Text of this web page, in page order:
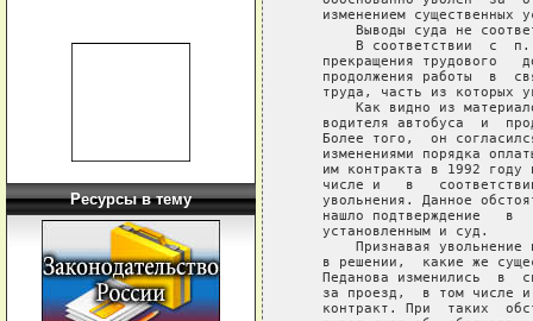
Ресурсы в тему
изменением существенных
Выводы суда не
В соответствии  с
прекращения трудового
продолжения работы  в
труда, часть из которых
Как видно из
водителя автобуса  и
Более того,  он
изменениями порядка
им контракта в 1992 году
числе и   в
увольнения. Данное
нашло подтверждение   в
   установленным и суд.
Признавая увольнение
в решении,  какие же
Педанова изменились  в
за проезд,  в том числе
контракт. При  таких